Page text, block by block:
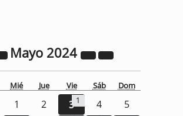
Mayo 2024
Mié Jue Vie Sáb Dom
1 2 3 1 4
5